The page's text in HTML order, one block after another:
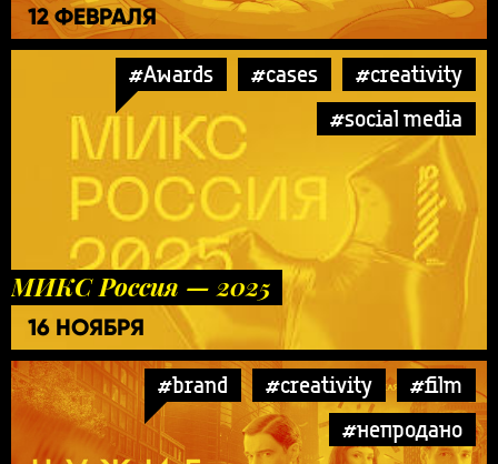
12 ФЕВРАЛЯ
#Awards #cases
#creativity
#social media
МИКС Россия — 2025
16 НОЯБРЯ
#brand #creativity
#film
#непродано